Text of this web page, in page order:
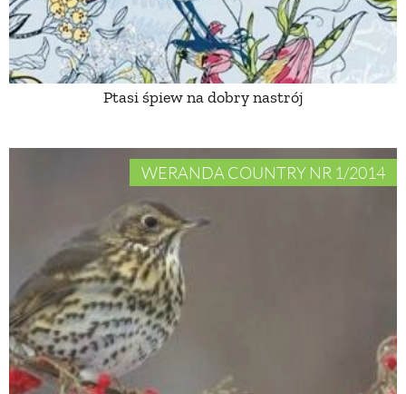
Ptasi śpiew na dobry nastrój
WERANDA COUNTRY NR 1/2014
ZWIERZĘTA W NATURZE
GRZYBY
KRAJOBRAZ
RĘKODZIEŁO
RZEMIOSŁO
ZWYCZAJE
ZRÓB TO SAM